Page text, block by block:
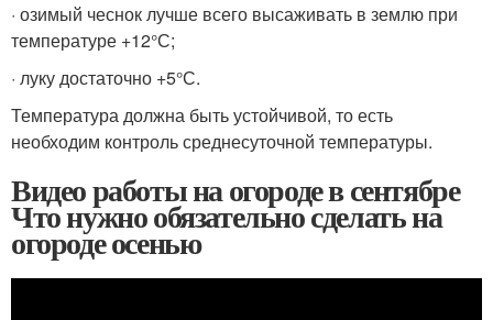
· озимый чеснок лучше всего высаживать в землю при
температуре +12°С;
· луку достаточно +5°С.
Температура должна быть устойчивой, то есть
необходим контроль среднесуточной температуры.
Видео работы на огороде в сентябре
Что нужно обязательно сделать на
огороде осенью